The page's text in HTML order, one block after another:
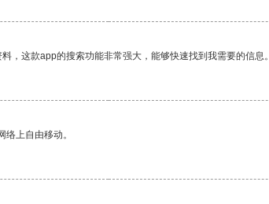
，这款app的搜索功能非常强大，能够快速找到我需要的信息。
上自由移动。